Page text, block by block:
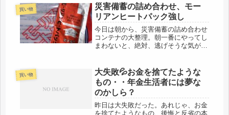
買い物
災害備蓄の詰め合わせ、モー
リアンヒートパック強し
今日は朝から、災害備蓄の詰め合わせ
コンテナの大整理。朝一番にやってし
まわないと、絶対、逃げそうな気がし
ナは、屋外を想定した災害関連。小コ
ンテナの明細は、引っ越しの時に紛失
して...
買い物
大失敗💦お金を捨てたような
もの・・年金生活者には夢な
のかしら？
昨日は大失敗だった。あれじゃ、お金
を捨てたようなもの、後悔と反省の本